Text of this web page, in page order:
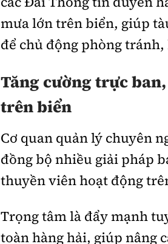
mưa lớn trên biển, giúp
để chủ động phòng
Tăng cường trực
trên biển
Cơ quan quản lý chuyên
đồng bộ nhiều giải pháp
thuyền viên hoạt động
Trọng tâm là đẩy mạnh
toàn hàng hải, giúp nâng